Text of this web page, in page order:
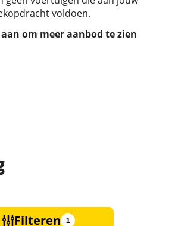
voldoen.
om meer aanbod te zien
Filteren 1